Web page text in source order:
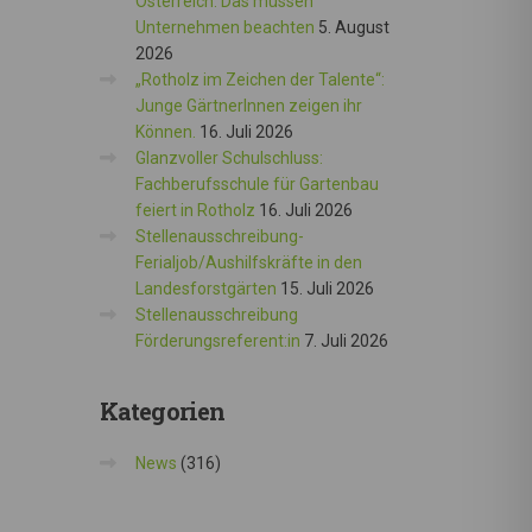
Unternehmen beachten 5. August
2026
„Rotholz im Zeichen der Talente“:
Junge GärtnerInnen zeigen ihr
Können. 16. Juli 2026
Glanzvoller Schulschluss:
Fachberufsschule für Gartenbau
feiert in Rotholz 16. Juli 2026
Stellenausschreibung-
Ferialjob/Aushilfskräfte in den
Landesforstgärten 15. Juli 2026
Stellenausschreibung
Förderungsreferent:in 7. Juli 2026
Kategorien
News (316)